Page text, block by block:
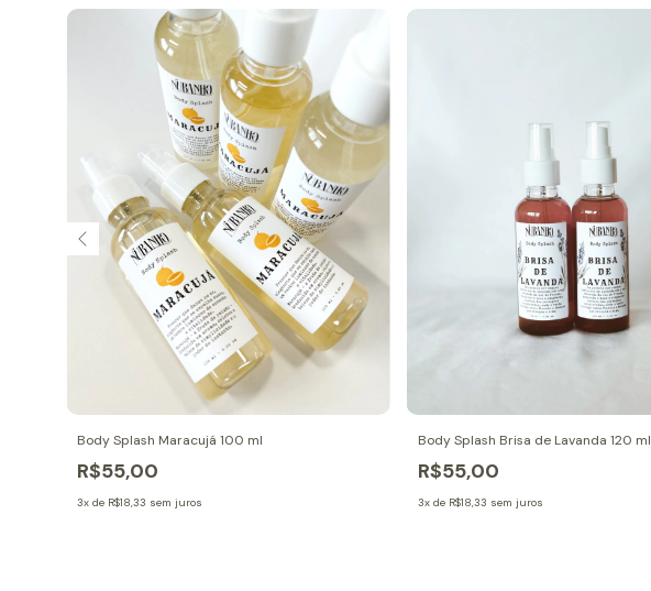
Body Splash Maracujá 100 ml
R$55,00
3x de R$18,33 sem juros
Body Splash Brisa de Lavanda 120 ml
R$55,00
3x de R$18,33 sem juros